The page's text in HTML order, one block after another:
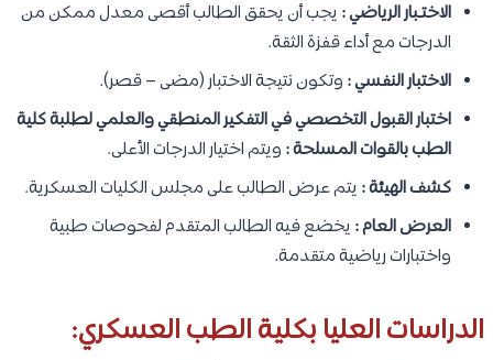
الاختـبار الرياضي : يجب أن يحقق الطالب أقصى معدل ممكن من
الدرجات مع أداء قفزة الثقة.
الاختبار النفسي : وتكون نتيجة الاختبار (مضى – قصر).
اختبار القبول التخصصي في التفكير المنطقي والعلمي لطلبة كلية
الطب بالقوات المسلحة : ويتم اختيار الدرجات الأعلى.
كشف الهيئة : يتم عرض الطالب على مجلس الكليات العسكرية.
العرض العام : يخضع فيه الطالب المتقدم لفحوصات طبية
واختبارات رياضية متقدمة.
الدراسات العليا بكلية الطب العسكري: